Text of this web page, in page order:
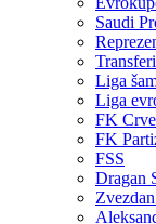
Saudi
Transferi
Liga
Liga
FK
FK
FSS
Dragan